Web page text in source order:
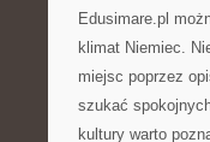
Edusimare.pl
klimat Niemiec.
miejsc poprzez
szukać
kultury warto